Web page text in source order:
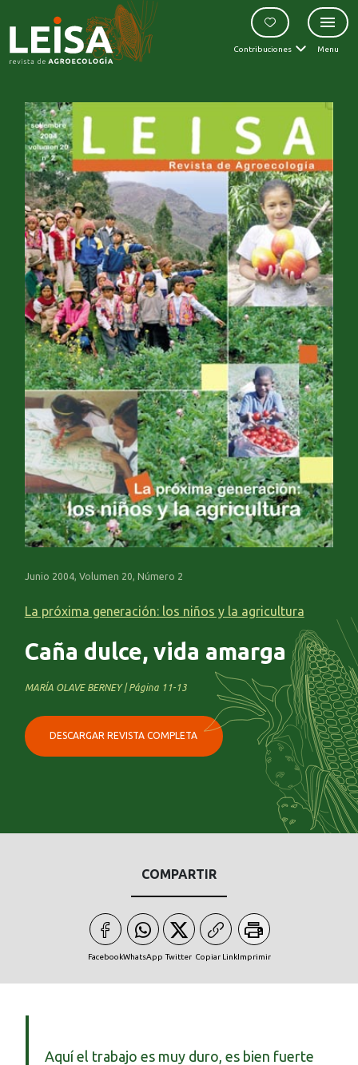
Contribuciones Menu
Junio 2004, Volumen 20, Número 2
La próxima generación: los niños y la agricultura
Caña dulce, vida amarga
MARÍA OLAVE BERNEY | Página 11-13
DESCARGAR REVISTA COMPLETA
COMPARTIR
FacebookWhatsApp Twitter Copiar LinkImprimir
Aquí el trabajo es muy duro, es bien fuerte